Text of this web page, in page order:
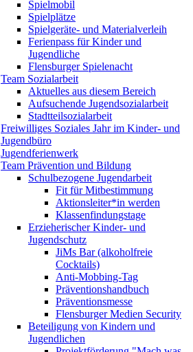
Spielmobil
Spielplätze
Spielgeräte- und Materialverleih
Ferienpass für Kinder und
Jugendliche
Flensburger Spielenacht
Team Sozialarbeit
Aktuelles aus diesem Bereich
Aufsuchende Jugendsozialarbeit
Stadtteilsozialarbeit
Freiwilliges Soziales Jahr im Kinder- und
Jugendbüro
Jugendferienwerk
Team Prävention und Bildung
Schulbezogene Jugendarbeit
Fit für Mitbestimmung
Aktionsleiter*in werden
Klassenfindungstage
Erzieherischer Kinder- und
Jugendschutz
JiMs Bar (alkoholfreie
Cocktails)
Anti-Mobbing-Tag
Präventionshandbuch
Präventionsmesse
Flensburger Medien Security
Beteiligung von Kindern und
Jugendlichen